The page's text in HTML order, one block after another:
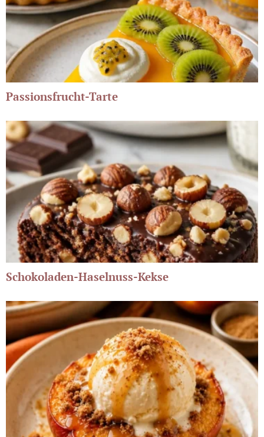
Passionsfrucht-Tarte
Schokoladen-Haselnuss-Kekse